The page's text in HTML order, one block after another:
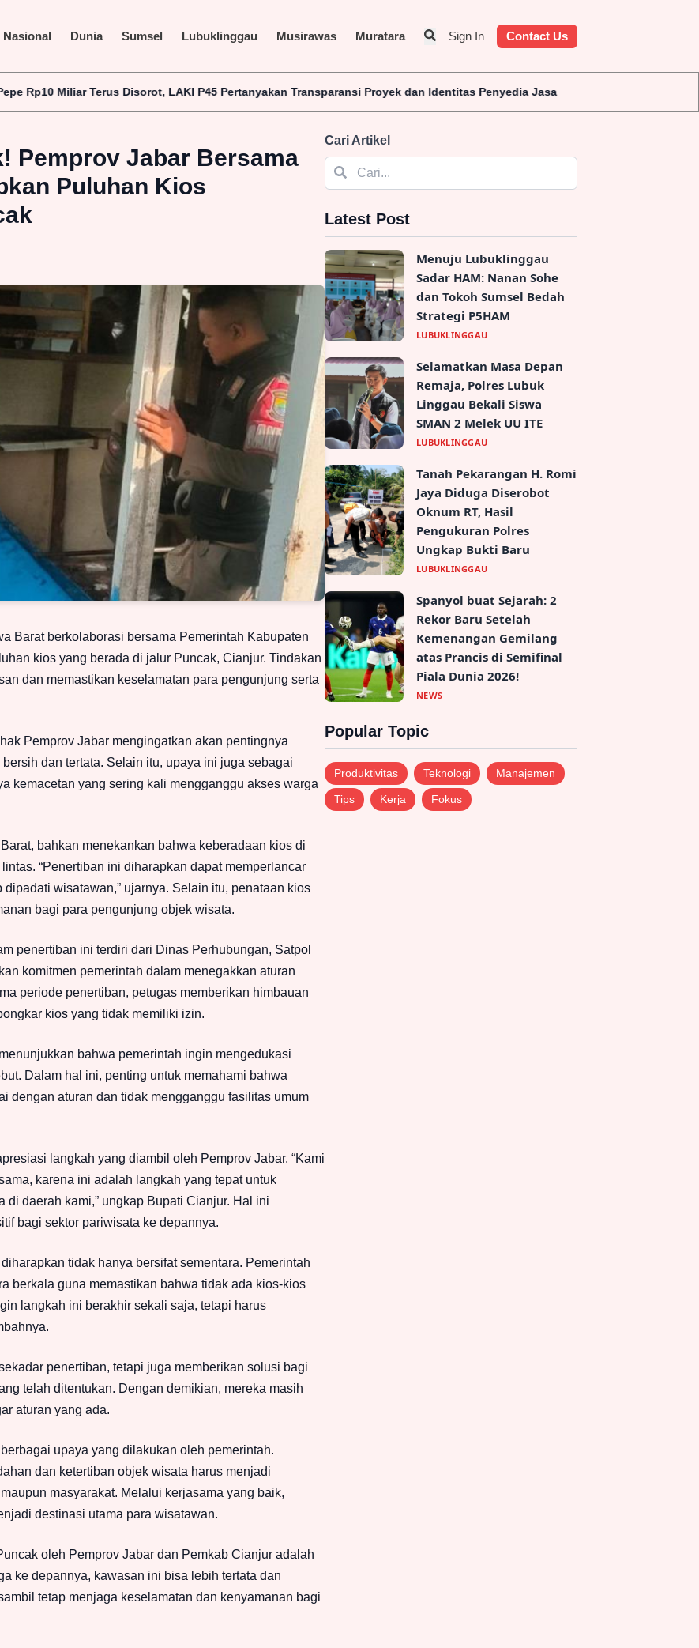
Nasional Dunia Sumsel Lubuklinggau Musirawas Muratara Sign In Contact Us
LAKI P45 Pertanyakan Transparansi Proyek dan Identitas Penyedia Jasa
Pemprov Jabar Bersama
Puluhan Kios
Barat berkolaborasi bersama Pemerintah Kabupaten
kios yang berada di jalur Puncak, Cianjur. Tindakan
dan memastikan keselamatan para pengunjung serta
Pemprov Jabar mengingatkan akan pentingnya
dan tertata. Selain itu, upaya ini juga sebagai
kemacetan yang sering kali mengganggu akses warga
bahkan menekankan bahwa keberadaan kios di
“Penertiban ini diharapkan dapat memperlancar
wisatawan,” ujarnya. Selain itu, penataan kios
bagi para pengunjung objek wisata.
penertiban ini terdiri dari Dinas Perhubungan, Satpol
komitmen pemerintah dalam menegakkan aturan
periode penertiban, petugas memberikan himbauan
kios yang tidak memiliki izin.
bahwa pemerintah ingin mengedukasi
Dalam hal ini, penting untuk memahami bahwa
dengan aturan dan tidak mengganggu fasilitas umum
langkah yang diambil oleh Pemprov Jabar. “Kami
karena ini adalah langkah yang tepat untuk
daerah kami,” ungkap Bupati Cianjur. Hal ini
bagi sektor pariwisata ke depannya.
tidak hanya bersifat sementara. Pemerintah
berkala guna memastikan bahwa tidak ada kios-kios
langkah ini berakhir sekali saja, tetapi harus
penertiban, tetapi juga memberikan solusi bagi
telah ditentukan. Dengan demikian, mereka masih
aturan yang ada.
upaya yang dilakukan oleh pemerintah.
dan ketertiban objek wisata harus menjadi
masyarakat. Melalui kerjasama yang baik,
destinasi utama para wisatawan.
oleh Pemprov Jabar dan Pemkab Cianjur adalah
ke depannya, kawasan ini bisa lebih tertata dan
tetap menjaga keselamatan dan kenyamanan bagi
Cari Artikel
Latest Post
Menuju Lubuklinggau
Sadar HAM: Nanan Sohe
dan Tokoh Sumsel Bedah
Strategi P5HAM
LUBUKLINGGAU
Selamatkan Masa Depan
Remaja, Polres Lubuk
Linggau Bekali Siswa
SMAN 2 Melek UU ITE
LUBUKLINGGAU
Tanah Pekarangan H. Romi
Jaya Diduga Diserobot
Oknum RT, Hasil
Pengukuran Polres
Ungkap Bukti Baru
LUBUKLINGGAU
Spanyol buat Sejarah: 2
Rekor Baru Setelah
Kemenangan Gemilang
atas Prancis di Semifinal
Piala Dunia 2026!
NEWS
Popular Topic
Produktivitas Teknologi Manajemen
Tips Kerja Fokus